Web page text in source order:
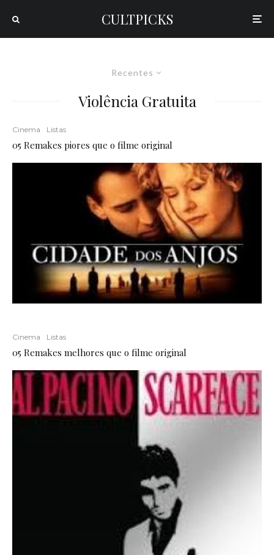
CULTPICKS
Recentes
Violência Gratuita
Cinema Listas
05 Remakes piores que o filme original
Cinema Listas
05 Remakes melhores que o filme original